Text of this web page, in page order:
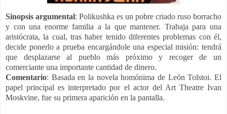
Sinopsis argumental: Polikushka es un pobre criado ruso borracho
y con una enorme familia a la que mantener. Trabaja para una
aristócrata, la cual, tras haber tenido diferentes problemas con él,
decide ponerlo a prueba encargándole una especial misión: tendrá
que desplazarse al pueblo más próximo y recoger de un
comerciante una importante cantidad de dinero.
Comentario: Basada en la novela homónima de León Tolstoi. El
papel principal es interpretado por el actor del Art Theatre Ivan
Moskvine, fue su primera aparición en la pantalla.